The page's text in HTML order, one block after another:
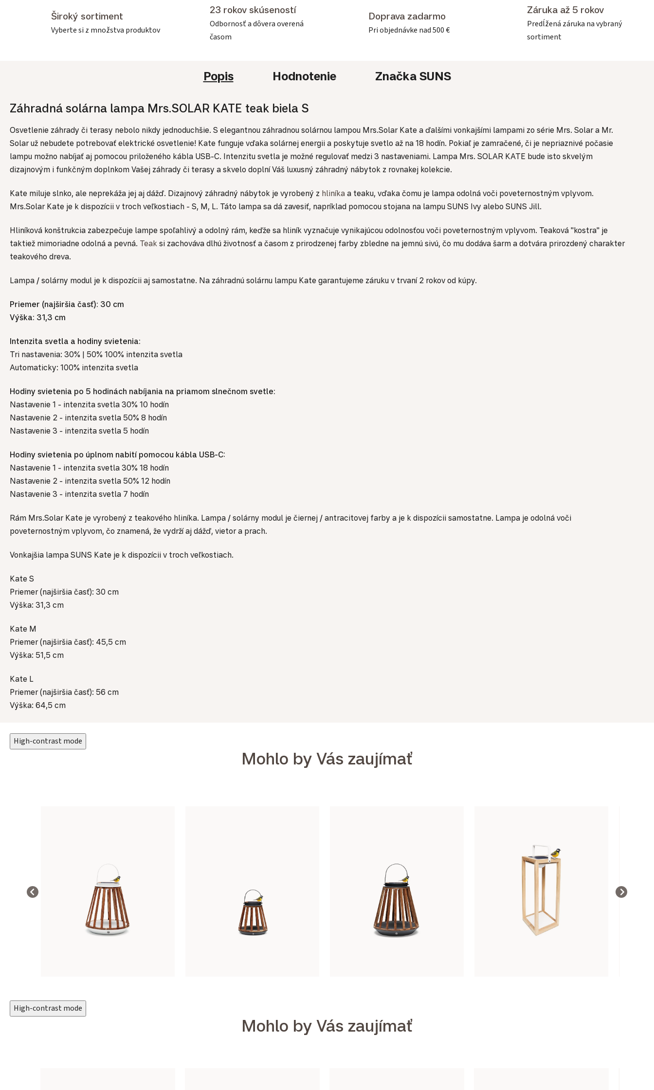
Široký sortiment
Vyberte si z množstva produktov
23 rokov skúseností
Odbornosť a dôvera overená
časom
Doprava zadarmo
Pri objednávke nad 500 €
Záruka až 5 rokov
Predĺžená záruka na vybraný
sortiment
Popis Hodnotenie ZnačkaSUNS
Záhradná solárna lampa Mrs.SOLAR KATE teak biela S
Osvetlenie záhrady či terasy nebolo nikdy jednoduchšie. S elegantnou záhradnou solárnou lampou Mrs.Solar Kate a ďalšími vonkajšími lampami zo série Mrs. Solar a Mr.
Solar už nebudete potrebovať elektrické osvetlenie! Kate funguje vďaka solárnej energii a poskytuje svetlo až na 18 hodín. Pokiaľ je zamračené, či je nepriaznivé počasie
lampu možno nabíjať aj pomocou priloženého kábla USB-C. Intenzitu svetla je možné regulovať medzi 3 nastaveniami. Lampa Mrs. SOLAR KATE bude isto skvelým
dizajnovým i funkčným doplnkom Vašej záhrady či terasy a skvelo doplní Váš luxusný záhradný nábytok z rovnakej kolekcie.
Kate miluje slnko, ale neprekáža jej aj dážď. Dizajnový záhradný nábytok je vyrobený z hliníka a teaku, vďaka čomu je lampa odolná voči poveternostným vplyvom.
Mrs.Solar Kate je k dispozícii v troch veľkostiach - S, M, L. Táto lampa sa dá zavesiť, napríklad pomocou stojana na lampu SUNS Ivy alebo SUNS Jill.
Hliníková konštrukcia zabezpečuje lampe spoľahlivý a odolný rám, keďže sa hliník vyznačuje vynikajúcou odolnosťou voči poveternostným vplyvom. Teaková "kostra" je
taktiež mimoriadne odolná a pevná. Teak si zachováva dlhú životnosť a časom z prirodzenej farby zbledne na jemnú sivú, čo mu dodáva šarm a dotvára prirozdený charakter
teakového dreva.
Lampa / solárny modul je k dispozícii aj samostatne. Na záhradnú solárnu lampu Kate garantujeme záruku v trvaní 2 rokov od kúpy.
Priemer (najširšia časť): 30 cm
Výška: 31,3 cm
Intenzita svetla a hodiny svietenia:
Tri nastavenia: 30% | 50% 100% intenzita svetla
Automaticky: 100% intenzita svetla
Hodiny svietenia po 5 hodinách nabíjania na priamom slnečnom svetle:
Nastavenie 1 - intenzita svetla 30% 10 hodín
Nastavenie 2 - intenzita svetla 50% 8 hodín
Nastavenie 3 - intenzita svetla 5 hodín
Hodiny svietenia po úplnom nabití pomocou kábla USB-C:
Nastavenie 1 - intenzita svetla 30% 18 hodín
Nastavenie 2 - intenzita svetla 50% 12 hodín
Nastavenie 3 - intenzita svetla 7 hodín
Rám Mrs.Solar Kate je vyrobený z teakového hliníka. Lampa / solárny modul je čiernej / antracitovej farby a je k dispozícii samostatne. Lampa je odolná voči
poveternostným vplyvom, čo znamená, že vydrží aj dážď, vietor a prach.
Vonkajšia lampa SUNS Kate je k dispozícii v troch veľkostiach.
Kate S
Priemer (najširšia časť): 30 cm
Výška: 31,3 cm
Kate M
Priemer (najširšia časť): 45,5 cm
Výška: 51,5 cm
Kate L
Priemer (najširšia časť): 56 cm
Výška: 64,5 cm
High-contrast mode
Mohlo by Vás zaujímať
High-contrast mode
Mohlo by Vás zaujímať